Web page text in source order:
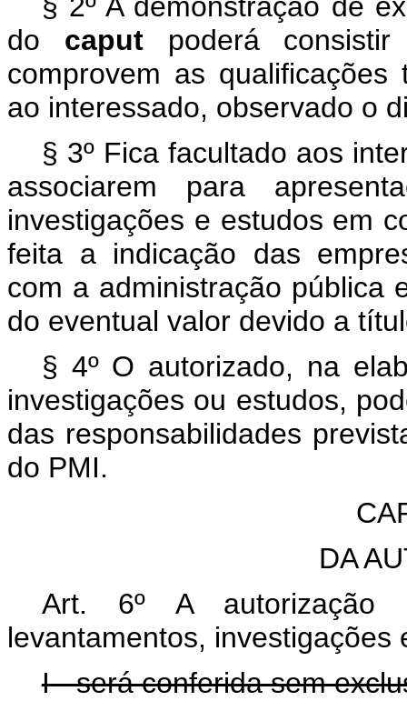
do caput poderá
comprovem as qualificações
ao interessado, observado o
§ 3º Fica facultado aos
associarem para
investigações e estudos em
feita a indicação das
com a administração pública
do eventual valor devido a
§ 4º O autorizado, na
investigações ou estudos,
das responsabilidades
do PMI.
DA
Art. 6º A autorização
levantamentos, investigações
I - será conferida sem